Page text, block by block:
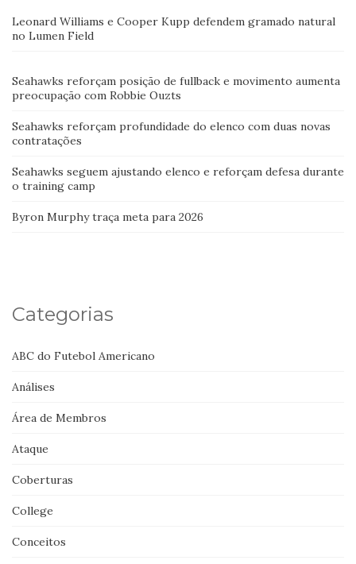
Leonard Williams e Cooper Kupp defendem gramado natural
no Lumen Field
Seahawks reforçam posição de fullback e movimento aumenta
preocupação com Robbie Ouzts
Seahawks reforçam profundidade do elenco com duas novas
contratações
Seahawks seguem ajustando elenco e reforçam defesa durante
o training camp
Byron Murphy traça meta para 2026
Categorias
ABC do Futebol Americano
Análises
Área de Membros
Ataque
Coberturas
College
Conceitos